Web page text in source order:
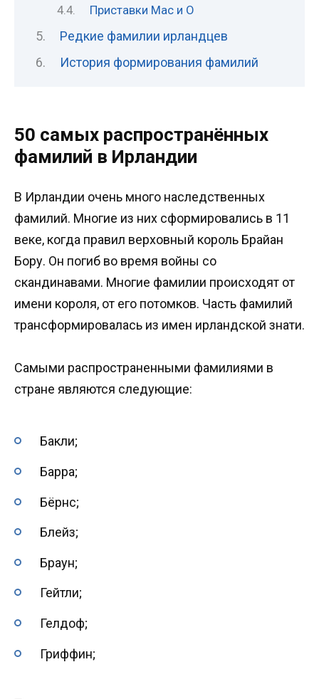
Приставки Mac и O
Редкие фамилии ирландцев
История формирования фамилий
50 самых распространённых
фамилий в Ирландии
В Ирландии очень много наследственных
фамилий. Многие из них сформировались в 11
веке, когда правил верховный король Брайан
Бору. Он погиб во время войны со
скандинавами. Многие фамилии происходят от
имени короля, от его потомков. Часть фамилий
трансформировалась из имен ирландской знати.
Самыми распространенными фамилиями в
стране являются следующие:
Бакли;
Барра;
Бёрнс;
Блейз;
Браун;
Гейтли;
Гелдоф;
Гриффин;